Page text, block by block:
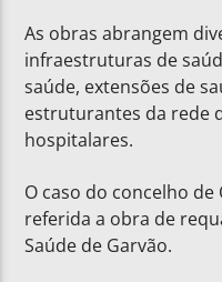
As obras abrangem
infraestruturas de
saúde, extensões de
estruturantes da rede
hospitalares.
O caso do concelho
referida a obra de
Saúde de Garvão.